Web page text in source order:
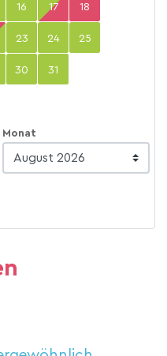
16 17 18
23 24 25
30 31
Monat